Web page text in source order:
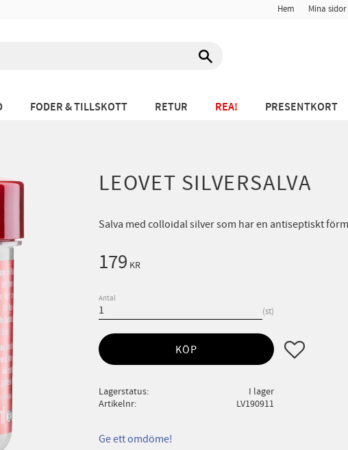
Hem Mina sidor
FODER & TILLSKOTT RETUR REA! PRESENTKORT
LEOVET SILVERSALVA
Salva med colloidal silver som har en antiseptiskt
179 KR
Antal
st
KÖP Lägg till i
Lagerstatus
I lager
Artikelnr
LV190911
Ge ett omdöme!